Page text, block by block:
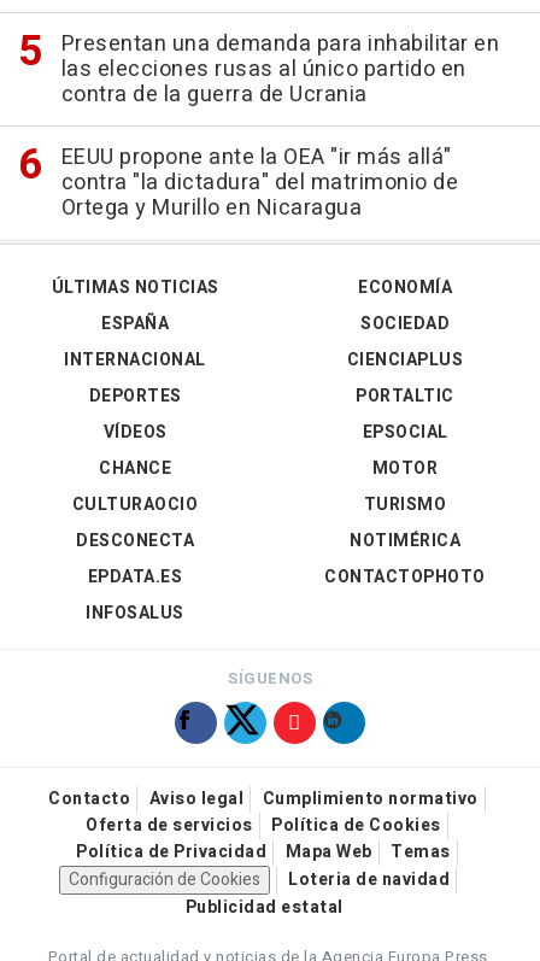
Presentan una demanda para inhabilitar en
las elecciones rusas al único partido en
contra de la guerra de Ucrania
EEUU propone ante la OEA "ir más allá"
contra "la dictadura" del matrimonio de
Ortega y Murillo en Nicaragua
ÚLTIMAS NOTICIAS
ESPAÑA
INTERNACIONAL
DEPORTES
VÍDEOS
ECONOMÍA
SOCIEDAD
CIENCIAPLUS
PORTALTIC
EPSOCIAL
CHANCE
CULTURAOCIO
DESCONECTA
EPDATA.ES
INFOSALUS
MOTOR
TURISMO
NOTIMÉRICA
CONTACTOPHOTO
SÍGUENOS
Contacto Aviso legal
Cumplimiento normativo
Oferta de servicios
Política de Cookies
Política de Privacidad
Mapa Web
Temas
Configuración de Cookies
Loteria de navidad
Publicidad estatal